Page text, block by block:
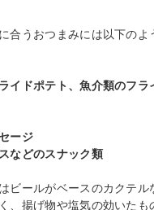
合うおつまみには以下のよ
イドポテト、魚介類のフ
ージ
などのスナック類
ビールがベースのカクテル
、揚げ物や塩気の効いたも